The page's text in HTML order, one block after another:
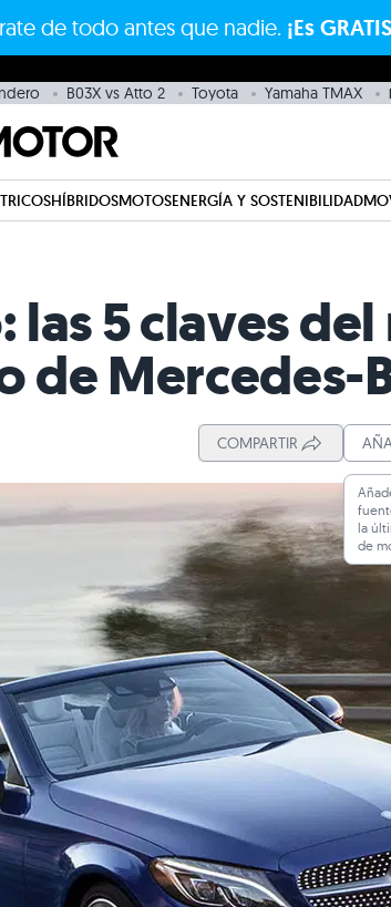
de todo antes que nadie. ¡Es
B03X vs Atto 2 Toyota Yamaha TMAX
HÍBRIDOSMOTOSENERGÍA Y SOSTENIBILIDAD
las 5 claves
de Mercedes-
COMPARTIR
la
de